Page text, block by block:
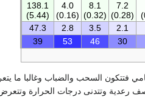
7.2
(0.28)
8.1
(0.32)
4.0
(0.16)
138.1
(5.44)
2.1
3.5
2.8
47.3
30
46
53
39
فتتكون السحب والضباب وغالبا ما
رعدية وتتدنى درجات الحرارة